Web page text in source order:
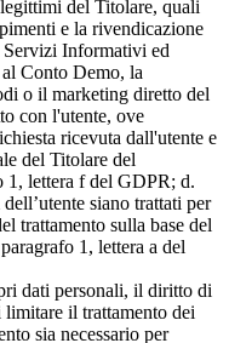
del Titolare, quali
e la rivendicazione
Informativi ed
Conto Demo, la
o il marketing diretto del
con l'utente, ove
ricevuta dall'utente e
del Titolare del
1, lettera f del GDPR; d.
siano trattati per
trattamento sulla base del
1, lettera a del
dati personali, il diritto di
il trattamento dei
sia necessario per